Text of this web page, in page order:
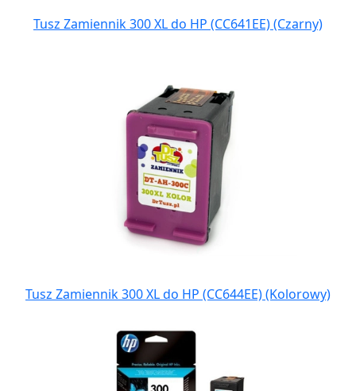
Tusz Zamiennik 300 XL do HP (CC641EE) (Czarny)
Tusz Zamiennik 300 XL do HP (CC644EE) (Kolorowy)